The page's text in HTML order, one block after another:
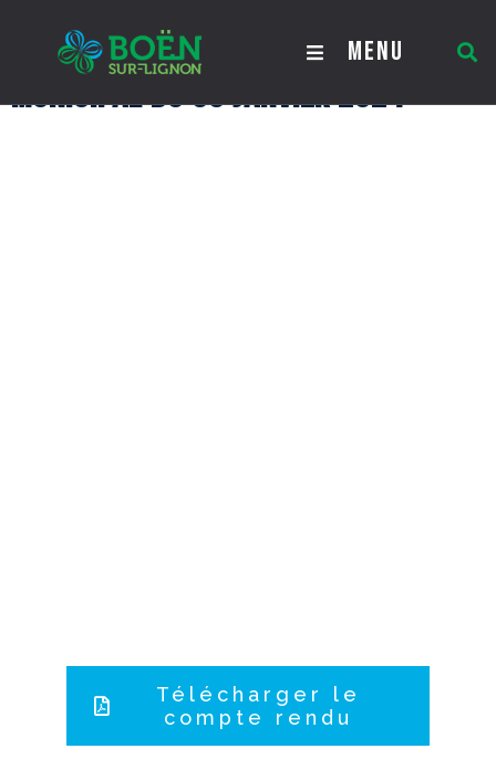
MENU
Procès-verbal du Conseil
Municipal du 08 janvier 2024
Télécharger le
compte rendu